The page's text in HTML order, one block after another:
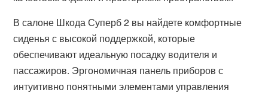
В салоне Шкода Суперб 2 вы найдете комфортные
сиденья с высокой поддержкой, которые
обеспечивают идеальную посадку водителя и
пассажиров. Эргономичная панель приборов с
интуитивно понятными элементами управления